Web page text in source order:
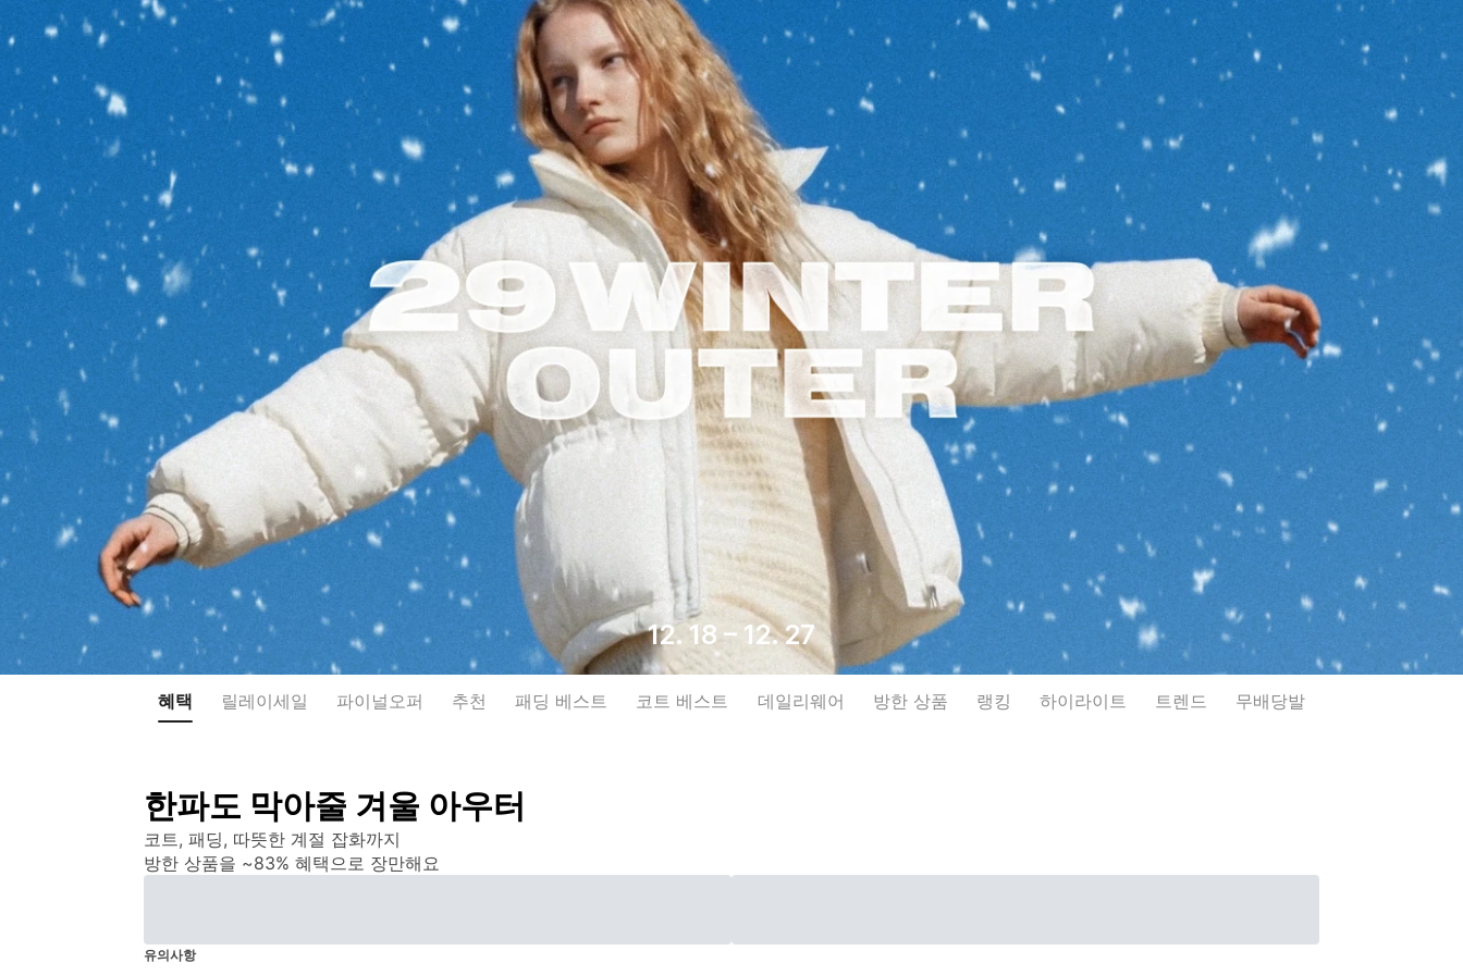
12. 18 – 12. 27
혜택 릴레이세일 파이널오퍼 추천 패딩 베스트 코트 베스트 데일리웨어 방한 상품 랭킹 하이라이트 트렌드 무배당발
한파도 막아줄 겨울 아우터
코트, 패딩, 따뜻한 계절 잡화까지
방한 상품을 ~83% 혜택으로 장만해요
유의사항